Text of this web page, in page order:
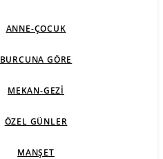
ANNE-ÇOCUK
BURCUNA GÖRE
MEKAN-GEZI
ÖZEL GÜNLER
MANŞET